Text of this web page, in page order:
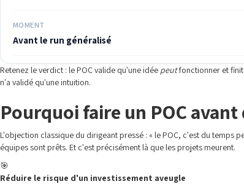
MOMENT
Avant le run généralisé
Retenez le verdict : le POC valide qu'une idée peutfonctionner et finit
n'a validé qu'une intuition.
Pourquoi faire un POC
L'objection classique du dirigeant pressé : « le POC, c'est du temps
équipes sont prêts. Et c'est précisément là que les projets meurent.
🎯
Réduire le risque d'un investissement aveugle